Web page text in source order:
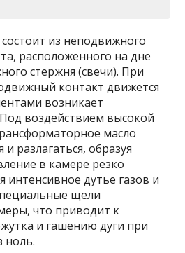
из неподвижного
расположенного на дне
стержня (свечи). При
контакт движется
возникает
Под воздействием высокой
масло
разлагаться, образуя
в камере резко
интенсивное дутье газов и
щели
что приводит к
и гашению дуги при
ноль.